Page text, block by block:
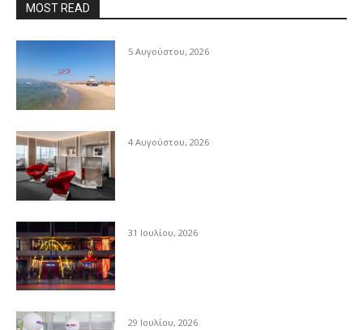
MOST READ
5 Αυγούστου, 2026
4 Αυγούστου, 2026
31 Ιουλίου, 2026
29 Ιουλίου, 2026